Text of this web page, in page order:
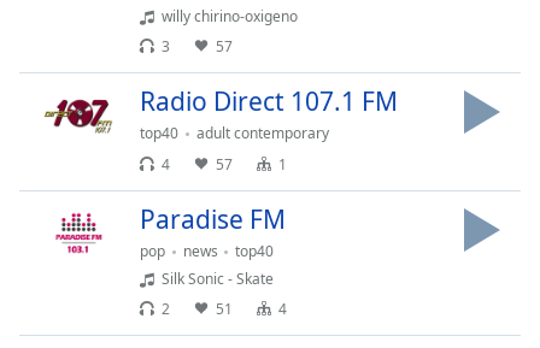
descriptions
off,
subtitles
willy chirino-oxigeno
3
57
Radio Direct 107.1 FM
top40
adult contemporary
4
57 1
Paradise FM
pop news
top40
Silk Sonic - Skate
2
51 4